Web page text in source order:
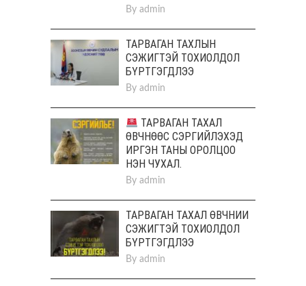
By admin
ТАРВАГАН ТАХЛЫН
СЭЖИГТЭЙ ТОХИОЛДОЛ
БҮРТГЭГДЛЭЭ
By admin
ТАРВАГАН ТАХАЛ
ӨВЧНӨӨС СЭРГИЙЛЭХЭД
ИРГЭН ТАНЫ ОРОЛЦОО
НЭН ЧУХАЛ.
By admin
ТАРВАГАН ТАХАЛ ӨВЧНИЙ
СЭЖИГТЭЙ ТОХИОЛДОЛ
БҮРТГЭГДЛЭЭ
By admin